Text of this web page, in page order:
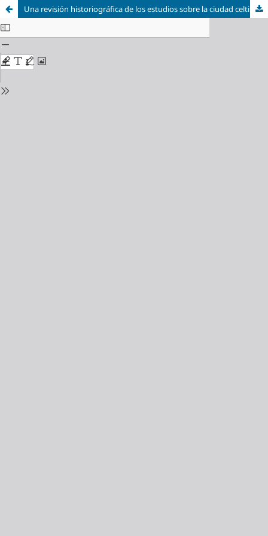
Una revisión historiográfica de los estudios sobre la ciudad celtibérica de Valdeherrera